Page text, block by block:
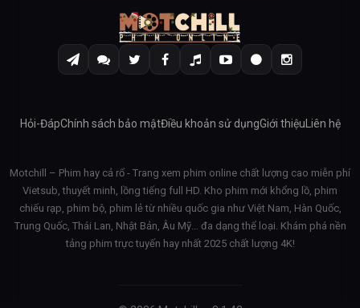
Hỏi-ĐápChính sách bảo mậtĐiều khoản sử dụngGiới thiệu Liên hệ
Motchill – Phim hay cả rổ - Trang xem phim online chất lượng cao miễn phí
Vietsub, thuyết minh, lồng tiếng full HD. Kho phim mới khổng lồ, phim
chiếu rạp, phim bộ, phim lẻ từ nhiều quốc gia như Việt Nam, Hàn Quốc,
Trung Quốc, Thái Lan, Nhật Bản, Âu Mỹ… đa dạng thể loại. Khám phá nền
tảng phim trực tuyến hay nhất 2025 chất lượng 4K!